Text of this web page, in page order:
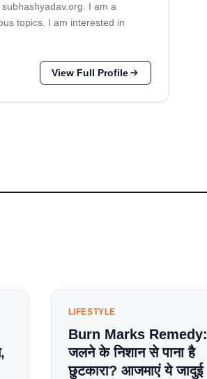
I am a
topics. I am interested in
View Full Profile
LIFESTYLE
Burn Marks Remedy:
जलने के निशान से पाना है
छुटकारा? आजमाएं ये जादुई